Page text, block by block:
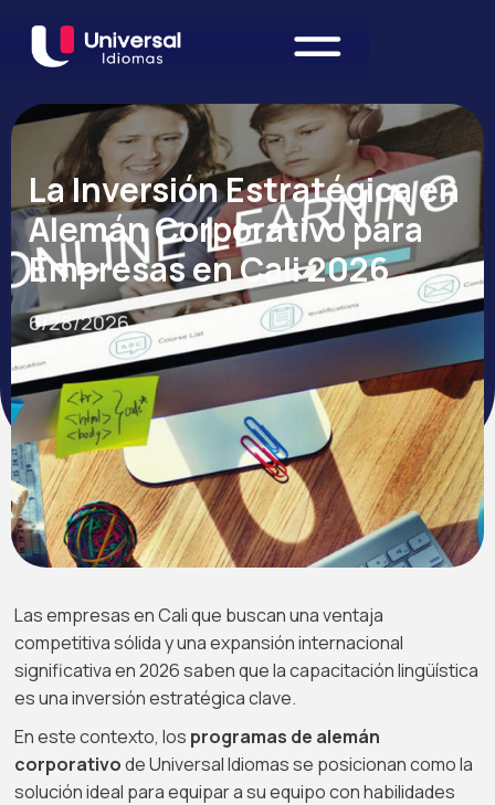
La Inversión Estratégica en
Alemán Corporativo para
Empresas en Cali 2026
6/28/2026
Las empresas en Cali que buscan una ventaja
competitiva sólida y una expansión internacional
significativa en 2026 saben que la capacitación lingüística
es una inversión estratégica clave.
En este contexto, los programas de alemán
corporativode Universal Idiomas se posicionan como la
solución ideal para equipar a su equipo con habilidades